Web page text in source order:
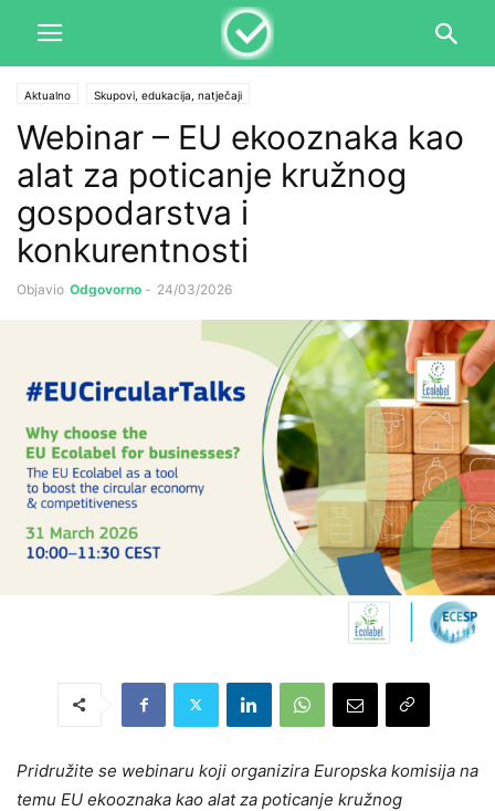
Aktualno Skupovi, edukacija, natječaji
Webinar – EU ekooznaka kao
alat za poticanje kružnog
gospodarstva i
konkurentnosti
Objavio Odgovorno - 24/03/2026
Pridružite se webinaru koji organizira Europska komisija na
temu EU ekooznaka kao alat za poticanje kružnog